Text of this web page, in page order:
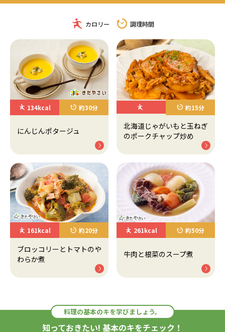
カロリー 調理時間
134kcal 約30分
にんじんポタージュ
約15分
北海道じゃがいもと玉ねぎ
のポークチャップ炒め
161kcal 約20分
ブロッコリーとトマトのや
わらか煮
261kcal 約50分
牛肉と根菜のスープ煮
料理の基本のキを学びましょう。
知っておきたい! 基本のキをチェック！